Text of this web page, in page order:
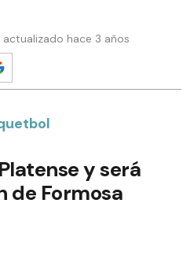
hace 3 años
y será
de Formosa